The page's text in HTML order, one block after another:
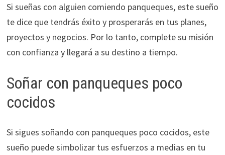
Si sueñas con alguien comiendo panqueques, este sueño
te dice que tendrás éxito y prosperarás en tus planes,
proyectos y negocios. Por lo tanto, complete su misión
con confianza y llegará a su destino a tiempo.
Soñar con panqueques poco
cocidos
Si sigues soñando con panqueques poco cocidos, este
sueño puede simbolizar tus esfuerzos a medias en tu